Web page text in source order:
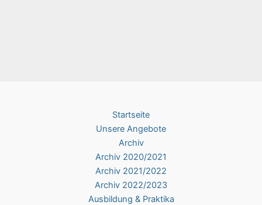
Startseite
Unsere Angebote
Archiv
Archiv 2020/2021
Archiv 2021/2022
Archiv 2022/2023
Ausbildung & Praktika